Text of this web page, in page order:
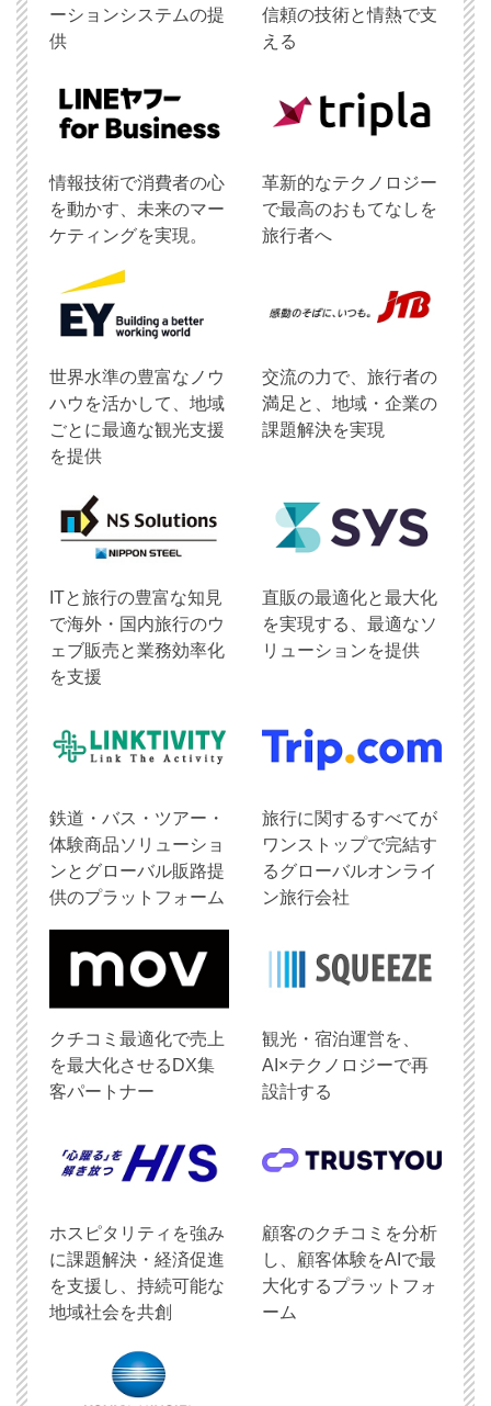
ーションシステムの提
供
信頼の技術と情熱で支
える
情報技術で消費者の心
を動かす、未来のマー
ケティングを実現。
革新的なテクノロジー
で最高のおもてなしを
旅行者へ
世界水準の豊富なノウ
ハウを活かして、地域
ごとに最適な観光支援
を提供
交流の力で、旅行者の
満足と、地域・企業の
課題解決を実現
ITと旅行の豊富な知見
で海外・国内旅行のウ
ェブ販売と業務効率化
を支援
直販の最適化と最大化
を実現する、最適なソ
リューションを提供
鉄道・バス・ツアー・
体験商品ソリューショ
ンとグローバル販路提
供のプラットフォーム
旅行に関するすべてが
ワンストップで完結す
るグローバルオンライ
ン旅行会社
クチコミ最適化で売上
を最大化させるDX集
客パートナー
観光・宿泊運営を、
AI×テクノロジーで再
設計する
ホスピタリティを強み
に課題解決・経済促進
を支援し、持続可能な
地域社会を共創
顧客のクチコミを分析
し、顧客体験をAIで最
大化するプラットフォ
ーム